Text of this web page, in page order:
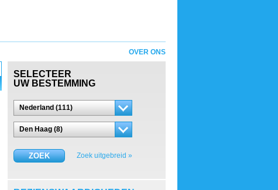
OVER ONS
SELECTEER
UW BESTEMMING
Nederland (111)
Den Haag (8)
ZOEK Zoek uitgebreid »